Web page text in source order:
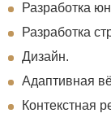
Разработка
Разработка
Дизайн.
Адаптивная
Контекстная